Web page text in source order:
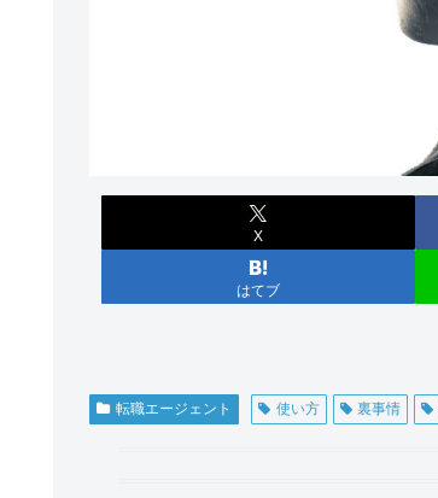
X
はてブ
転職エージェント 使い方 裏事情